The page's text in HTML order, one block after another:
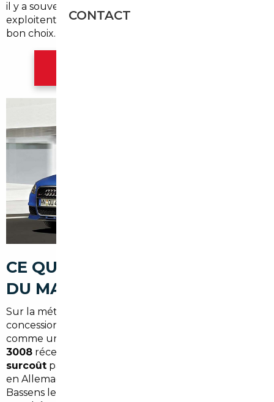
il y a souvent un gouffre que peu d'acheteurs
exploitent. Ce guide vous explique comment faire le
bon choix.
CE QUE CACHENT LES TARIFS
DU MARCHÉ LOCAL
Sur la métropole bordelaise, les marges
concessionnaires restent confortables. Un véhicule
comme une
3008 récente peut afficher jusqu'à
surcoût par rapport aux prix pratiqués en Belgique,
en Allemagne ou au Portugal. Peu d'acheteurs à
Bassens le savent réellement, car comparer les
CONTACT